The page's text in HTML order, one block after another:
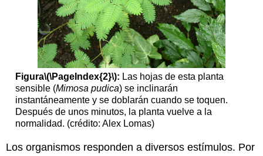
Figura\(\PageIndex{2}\): Las hojas de esta planta
sensible (Mimosa pudica) se inclinarán
instantáneamente y se doblarán cuando se toquen.
Después de unos minutos, la planta vuelve a la
normalidad. (crédito: Alex Lomas)
Los organismos responden a diversos estímulos. Por